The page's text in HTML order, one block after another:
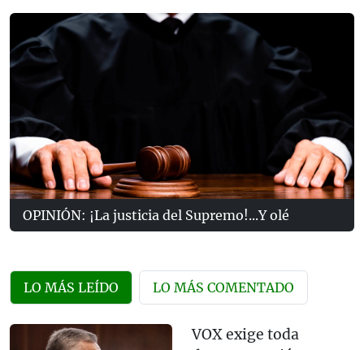
OPINIÓN: ¡La justicia del Supremo!...Y olé
LO MÁS LEÍDO LO MÁS COMENTADO
VOX exige toda